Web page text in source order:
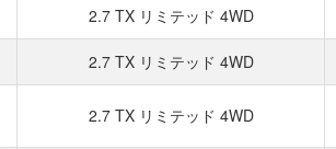
2.7 TX リミテッド 4WD
2.7 TX リミテッド 4WD
2.7 TX リミテッド 4WD